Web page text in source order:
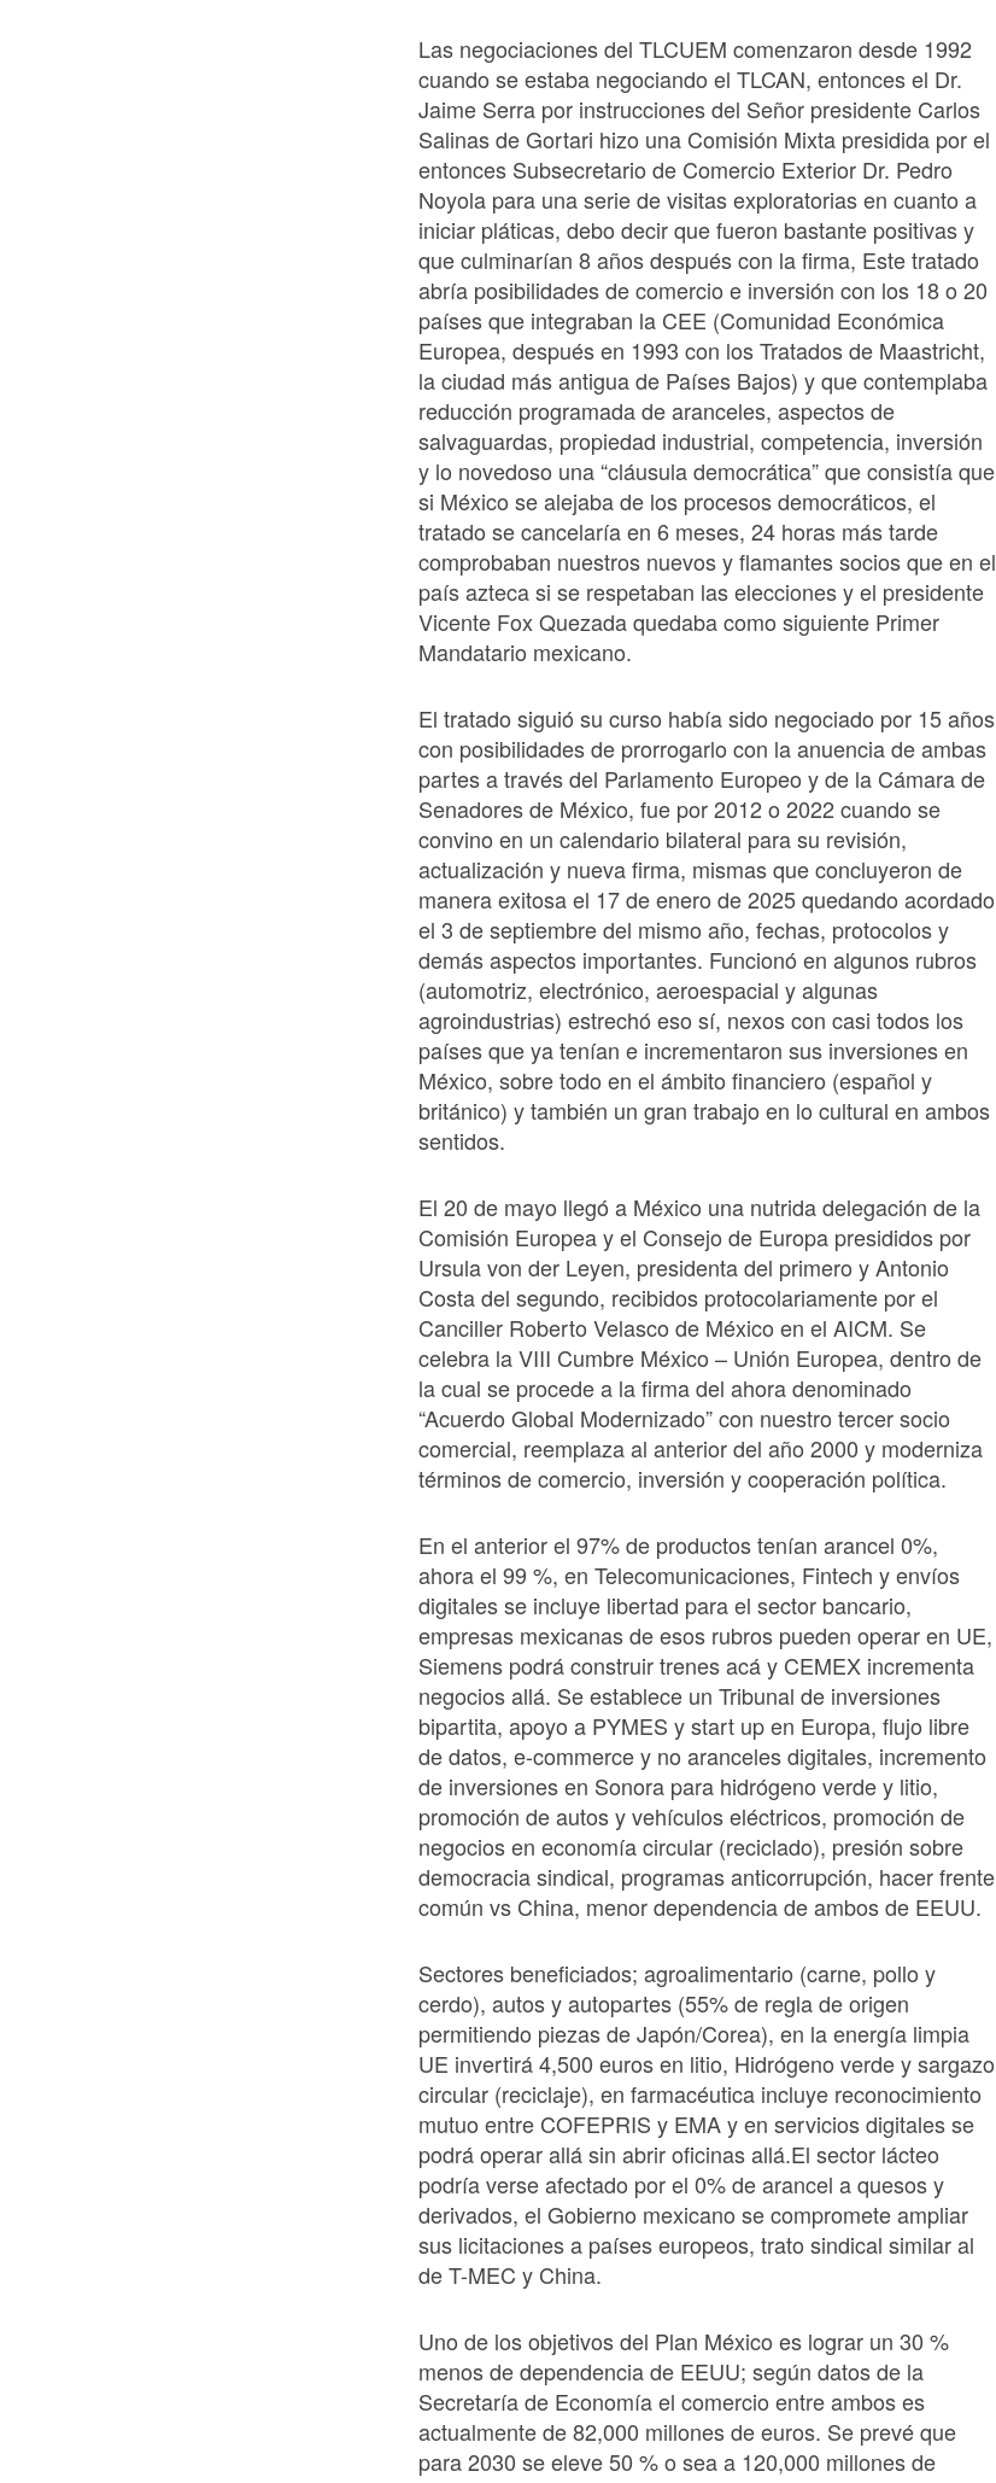
Las negociaciones del TLCUEM comenzaron desde 1992
cuando se estaba negociando el TLCAN, entonces el Dr.
Jaime Serra por instrucciones del Señor presidente Carlos
Salinas de Gortari hizo una Comisión Mixta presidida por el
entonces Subsecretario de Comercio Exterior Dr. Pedro
Noyola para una serie de visitas exploratorias en cuanto a
iniciar pláticas, debo decir que fueron bastante positivas y
que culminarían 8 años después con la firma, Este tratado
abría posibilidades de comercio e inversión con los 18 o 20
países que integraban la CEE (Comunidad Económica
Europea, después en 1993 con los Tratados de Maastricht,
la ciudad más antigua de Países Bajos) y que contemplaba
reducción programada de aranceles, aspectos de
salvaguardas, propiedad industrial, competencia, inversión
y lo novedoso una “cláusula democrática” que consistía que
si México se alejaba de los procesos democráticos, el
tratado se cancelaría en 6 meses, 24 horas más tarde
comprobaban nuestros nuevos y flamantes socios que en el
país azteca si se respetaban las elecciones y el presidente
Vicente Fox Quezada quedaba como siguiente Primer
Mandatario mexicano.
El tratado siguió su curso había sido negociado por 15 años
con posibilidades de prorrogarlo con la anuencia de ambas
partes a través del Parlamento Europeo y de la Cámara de
Senadores de México, fue por 2012 o 2022 cuando se
convino en un calendario bilateral para su revisión,
actualización y nueva firma, mismas que concluyeron de
manera exitosa el 17 de enero de 2025 quedando acordado
el 3 de septiembre del mismo año, fechas, protocolos y
demás aspectos importantes. Funcionó en algunos rubros
(automotriz, electrónico, aeroespacial y algunas
agroindustrias) estrechó eso sí, nexos con casi todos los
países que ya tenían e incrementaron sus inversiones en
México, sobre todo en el ámbito financiero (español y
británico) y también un gran trabajo en lo cultural en ambos
sentidos.
El 20 de mayo llegó a México una nutrida delegación de la
Comisión Europea y el Consejo de Europa presididos por
Ursula von der Leyen, presidenta del primero y Antonio
Costa del segundo, recibidos protocolariamente por el
Canciller Roberto Velasco de México en el AICM. Se
celebra la VIII Cumbre México – Unión Europea, dentro de
la cual se procede a la firma del ahora denominado
“Acuerdo Global Modernizado” con nuestro tercer socio
comercial, reemplaza al anterior del año 2000 y moderniza
términos de comercio, inversión y cooperación política.
En el anterior el 97% de productos tenían arancel 0%,
ahora el 99 %, en Telecomunicaciones, Fintech y envíos
digitales se incluye libertad para el sector bancario,
empresas mexicanas de esos rubros pueden operar en UE,
Siemens podrá construir trenes acá y CEMEX incrementa
negocios allá. Se establece un Tribunal de inversiones
bipartita, apoyo a PYMES y start up en Europa, flujo libre
de datos, e-commerce y no aranceles digitales, incremento
de inversiones en Sonora para hidrógeno verde y litio,
promoción de autos y vehículos eléctricos, promoción de
negocios en economía circular (reciclado), presión sobre
democracia sindical, programas anticorrupción, hacer frente
común vs China, menor dependencia de ambos de EEUU.
Sectores beneficiados; agroalimentario (carne, pollo y
cerdo), autos y autopartes (55% de regla de origen
permitiendo piezas de Japón/Corea), en la energía limpia
UE invertirá 4,500 euros en litio, Hidrógeno verde y sargazo
circular (reciclaje), en farmacéutica incluye reconocimiento
mutuo entre COFEPRIS y EMA y en servicios digitales se
podrá operar allá sin abrir oficinas allá.El sector lácteo
podría verse afectado por el 0% de arancel a quesos y
derivados, el Gobierno mexicano se compromete ampliar
sus licitaciones a países europeos, trato sindical similar al
de T-MEC y China.
Uno de los objetivos del Plan México es lograr un 30 %
menos de dependencia de EEUU; según datos de la
Secretaría de Economía el comercio entre ambos es
actualmente de 82,000 millones de euros. Se prevé que
para 2030 se eleve 50 % o sea a 120,000 millones de